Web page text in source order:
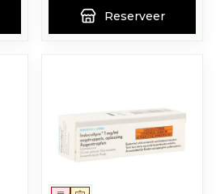
Reserveer